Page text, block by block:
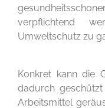
verpflichtend
Umweltschutz zu
Konkret kann die
dadurch
Arbeitsmittel